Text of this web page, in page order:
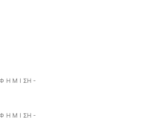
Η Μ Ι ΣΗ -
Η Μ Ι ΣΗ -